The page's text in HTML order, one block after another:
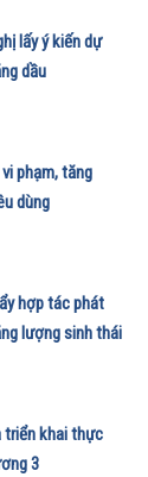
lấy ý kiến dự
dầu
phạm, tăng
dùng
hợp tác phát
lượng sinh thái
triển khai thực
3